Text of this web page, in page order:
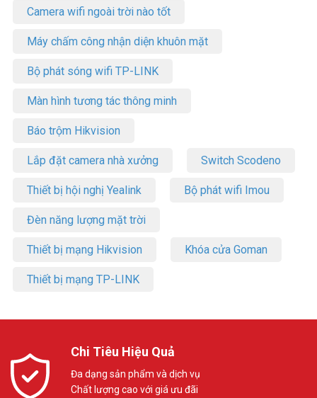
– Pin: Đàm thoại lên đến 8 giờ, chờ 54 giờ, sạc đầy trong 3 giờ
– Phạm vi không dây: Lên đến 100m
iq 2.0
20Hz-10kHz
tiếng mic
– Phụ kiện: Tai nghe, dongle DECT, móc tai, nút tai, cáp sạc USB,
– Xuất xứ thương hiệu: Trung Quốc
Liên hệ với chúng tôi để được tư vấn và đặt hàng với giá cạnh tranh
6256 1111 – Tại Nha Trang 0915 810 810. Tham khảo thêm tại
Camera wifi ngoài trời nào tốt
Máy chấm công nhận diện khuôn mặt
Bộ phát sóng wifi TP-LINK
Màn hình tương tác thông minh
Báo trộm Hikvision
Lắp đặt camera nhà xưởng Switch Scodeno
Thiết bị hội nghị Yealink Bộ phát wifi Imou
Đèn năng lượng mặt trời
Thiết bị mạng Hikvision Khóa cửa Goman
Thiết bị mạng TP-LINK
Chi Tiêu Hiệu Quả
Đa dạng sản phẩm và dịch vụ
Chất lượng cao với giá ưu đãi